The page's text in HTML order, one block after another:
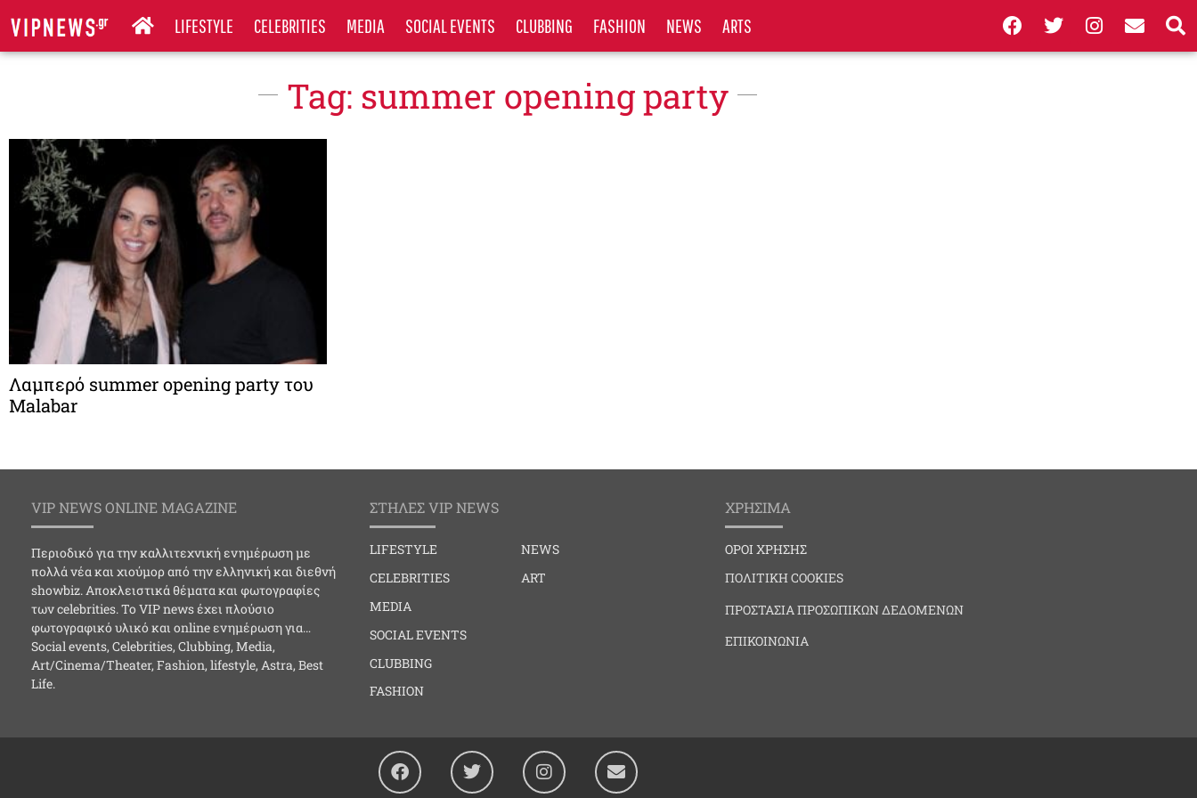
LIFESTYLE CELEBRITIES MEDIA SOCIAL EVENTS CLUBBING FASHION NEWS ARTS
Tag: summer opening party
Λαμπερό summer opening party του
Malabar
VIP NEWS ONLINE MAGAZINE
Περιοδικό για την καλλιτεχνική ενημέρωση με
πολλά νέα και χιούμορ από την ελληνική και διεθνή
showbiz. Αποκλειστικά θέματα και φωτογραφίες
των celebrities. Το VIP news έχει πλούσιο
φωτογραφικό υλικό και online ενημέρωση για…
Social events, Celebrities, Clubbing, Media,
Art/Cinema/Theater, Fashion, lifestyle, Astra, Best
Life.
ΣΤΗΛΕΣ VIP NEWS
LIFESTYLE
CELEBRITIES
MEDIA
SOCIAL EVENTS
CLUBBING
FASHION
NEWS
ART
ΧΡΗΣΙΜΑ
ΟΡΟΙ ΧΡΗΣΗΣ
ΠΟΛΙΤΙΚΗ COOKIES
ΠΡΟΣΤΑΣΙΑ ΠΡΟΣΩΠΙΚΩΝ ΔΕΔΟΜΕΝΩΝ
ΕΠΙΚΟΙΝΩΝΙΑ